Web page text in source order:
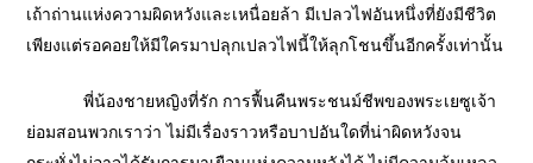
เถ้าถ่านแห่งความผิดหวังและเหนื่อยล้า มีเปลวไฟอันหนึ่งที่ยังมีชีวิต
เพียงแต่รอคอยให้มีใครมาปลุกเปลวไฟนี้ให้ลุกโชนขึ้นอีกครั้งเท่านั้น
พี่น้องชายหญิงที่รัก การฟื้นคืนพระชนม์ชีพของพระเยซูเจ้า
ย่อมสอนพวกเราว่า ไม่มีเรื่องราวหรือบาปอันใดที่น่าผิดหวังจน